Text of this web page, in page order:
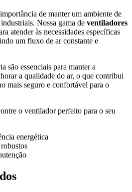
de manter um ambiente de
Nossa gama de ventiladores
atender às necessidades específicas
um fluxo de ar constante e
são essenciais para manter a
a qualidade do ar, o que contribui
mais seguro e confortável para o
o ventilador perfeito para o seu
energética